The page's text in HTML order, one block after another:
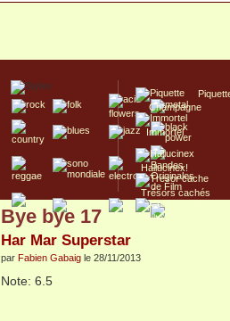
Champagne
Immortel
Hallucinex!
Trésors cachés
Culte/Collector
Bye bye 17
Har Mar Superstar
par Fabien Gabaig le 28/11/2013
Note: 6.5